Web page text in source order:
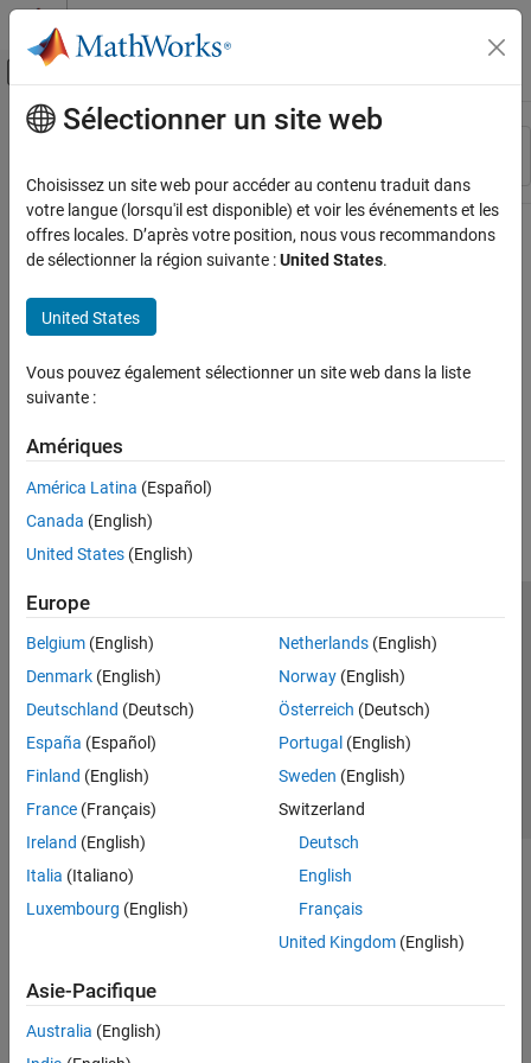
Passer au contenu
Activer/désactiver l'affichage du menu
Ressource
Contenu principal
Sélectionner un site web
Choisissez un site web pour accéder au contenu traduit dans
votre langue (lorsqu'il est disponible) et voir les événements et les
offres locales. D’après votre position, nous vous recommandons
de sélectionner la région suivante :United States.
United States
Vous pouvez également sélectionner un site web dans la liste
suivante :
Amériques
América Latina (Español)
Canada (English)
United States (English)
Europe
Belgium (English)
Denmark (English)
Deutschland (Deutsch)
España (Español)
Finland (English)
France (Français)
Ireland (English)
Italia (Italiano)
Luxembourg (English)
Netherlands(English)
Norway(English)
Österreich (Deutsch)
Portugal (English)
Sweden (English)
Switzerland
Deutsch
English
Français
United Kingdom(English)
Asie-Pacifique
Australia (English)
Lutte anti-piratage
Contacts locaux
© 1994-2026 The MathWorks, Inc.